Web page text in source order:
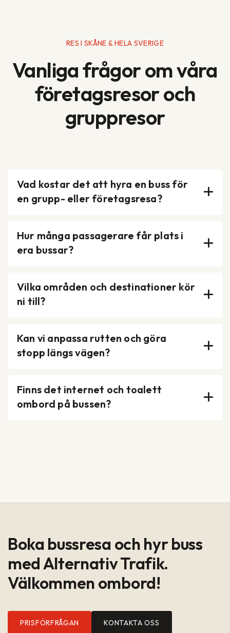
RES I SKÅNE & HELA SVERIGE
Vanliga frågor om våra
företagsresor och
gruppresor
Vad kostar det att hyra en buss för
en grupp- eller företagsresa?
Hur många passagerare får plats i
era bussar?
Vilka områden och destinationer kör
ni till?
Kan vi anpassa rutten och göra
stopp längs vägen?
Finns det internet och toalett
ombord på bussen?
Boka bussresa och hyr buss
med Alternativ Trafik.
Välkommen ombord!
PRISFÖRFRÅGAN KONTAKTA OSS